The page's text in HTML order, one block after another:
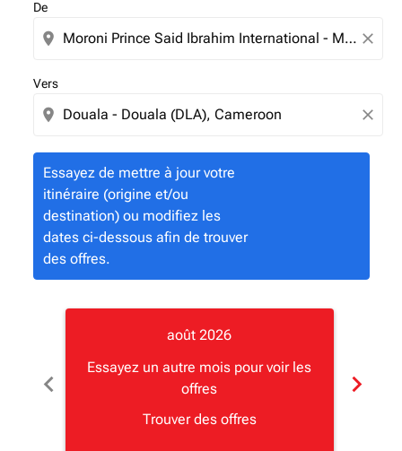
De
location_on close
Vers
location_on close
Essayez de mettre à jour votre
itinéraire (origine et/ou
destination) ou modifiez les
dates ci-dessous afin de trouver
des offres.
chevron_left
août 2026
Essayez un autre mois pour voir les
offres
Trouver des offres
chevron_right